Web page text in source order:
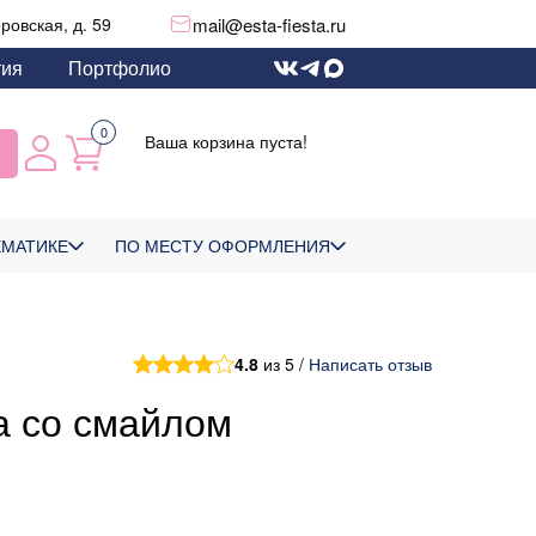
д. 59 mail@esta-fiesta.ru
Портфолио
0 Ваша корзина пуста!
ПО МЕСТУ ОФОРМЛЕНИЯ
4.8 из 5 / Написать отзыв
со смайлом